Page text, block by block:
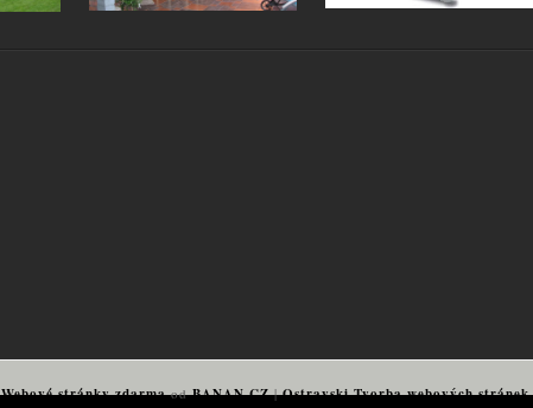
Webové stránky zdarmaodBANAN.CZ|Ostravski Tvorba webových stránek